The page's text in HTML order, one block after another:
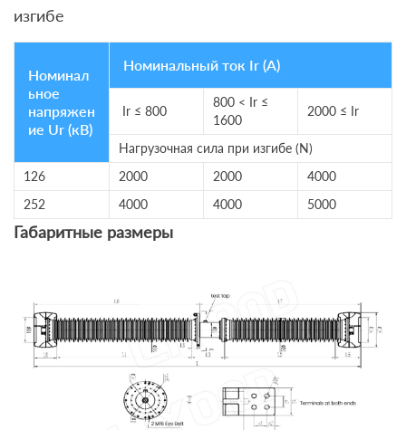
изгибе
Номинал
ьное
напряжен
ие Ur (кВ)
Номинальный ток Ir (А)
Ir ≤ 800
800 < Ir ≤
1600
2000 ≤ Ir
Нагрузочная сила при изгибе (N)
126
2000 2000
4000
252
4000 4000 5000
Габаритные размеры